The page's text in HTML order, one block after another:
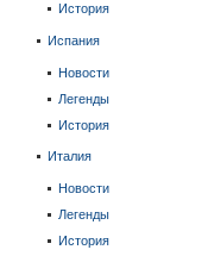
История
Испания
Новости
Легенды
История
Италия
Новости
Легенды
История